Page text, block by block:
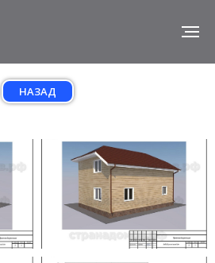
НАЗАД